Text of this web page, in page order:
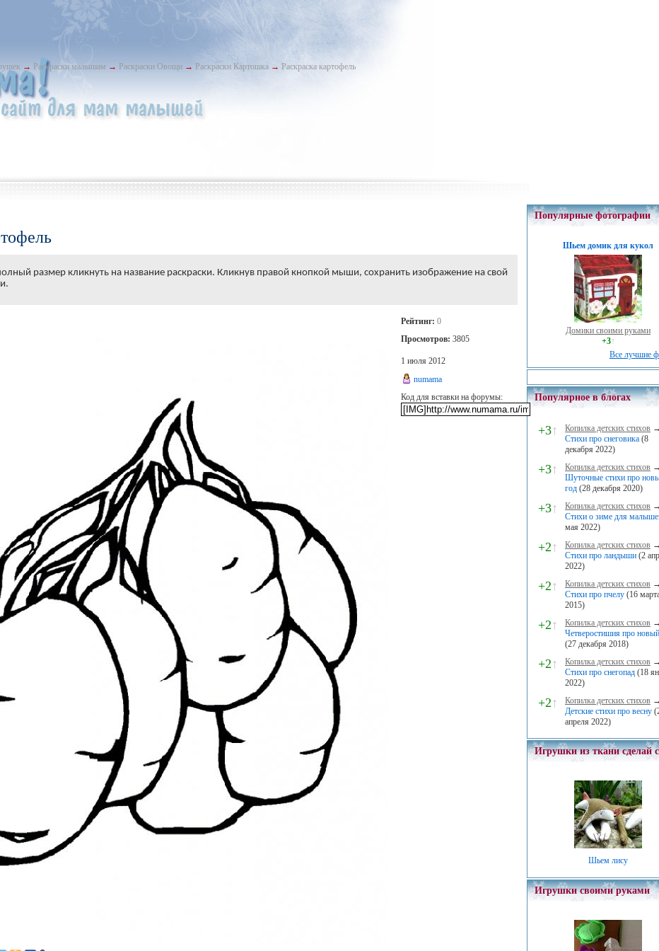
→ Раскраски малышам → Раскраски Овощи → Раскраски Картошка → Раскраска картофель
размер кликнуть на название раскраски. Кликнув правой кнопкой мыши, сохранить изображение на свой
Рейтинг: 0
Просмотров: 3805
1 июля 2012
numama
Код для вставки на форумы:
Популярные фотографии
Шьем домик для кукол
Домики своими руками
+3↑
Все лучшие
Популярное в блогах
+3↑ Копилка детских стихов
Стихи про снеговика (8
декабря 2022)
+3↑ Копилка детских стихов
Шуточные стихи про
год (28 декабря 2020)
+3↑ Копилка детских стихов
Стихи о зиме для
мая 2022)
+2↑ Копилка детских стихов
Стихи про ландыши (2
2022)
+2↑ Копилка детских стихов
Стихи про пчелу (16
2015)
+2↑ Копилка детских стихов
Четверостишия про
(27 декабря 2018)
+2↑ Копилка детских стихов
Стихи про снегопад (18
2022)
+2↑ Копилка детских стихов
Детские стихи про весну
апреля 2022)
Игрушки из ткани сделай
Шьем лису
Игрушки своими руками